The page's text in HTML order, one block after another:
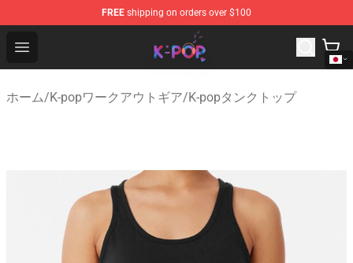
FREE shipping on orders over $100
Open menu
K-pop Store - Official K-pop Merchandise Shop
ホーム/K-popワークアウトギア/K-popタンクトップ